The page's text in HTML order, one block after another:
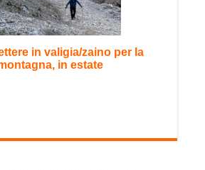
in valigia/zaino per la
in estate